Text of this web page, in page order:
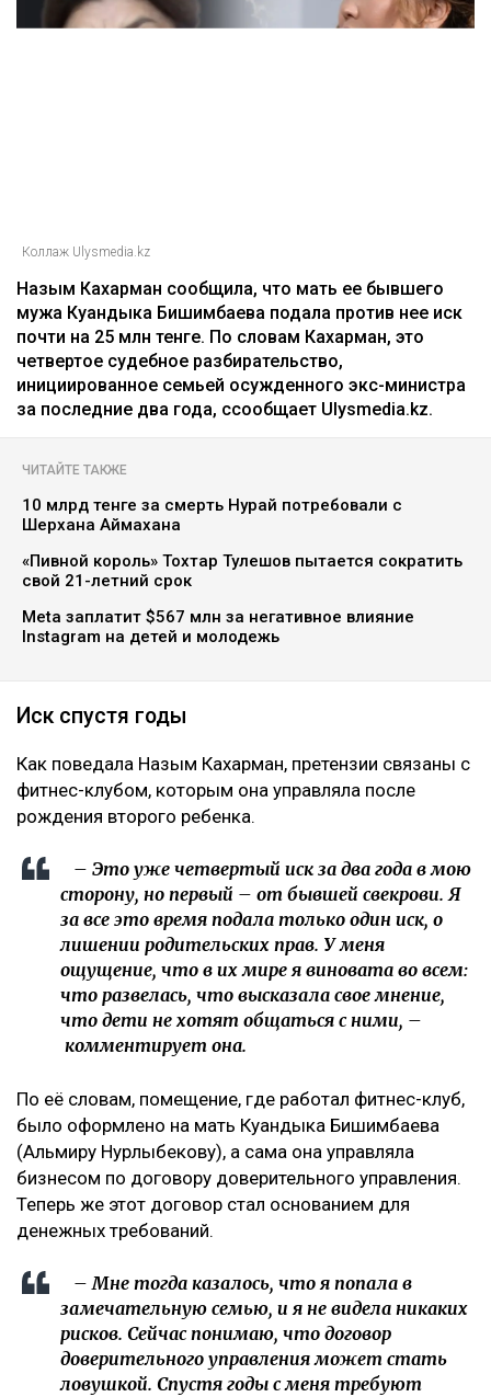
Коллаж Ulysmedia.kz
Назым Кахарман сообщила, что мать ее бывшего
мужа Куандыка Бишимбаева подала против нее иск
почти на 25 млн тенге. По словам Кахарман, это
четвертое судебное разбирательство,
инициированное семьей осужденного экс-министра
за последние два года, ссообщает Ulysmedia.kz.
ЧИТАЙТЕ ТАКЖЕ
10 млрд тенге за смерть Нурай потребовали с
Шерхана Аймахана
«Пивной король» Тохтар Тулешов пытается сократить
свой 21-летний срок
Meta заплатит $567 млн за негативное влияние
Instagram на детей и молодежь
Иск спустя годы
Как поведала Назым Кахарман, претензии связаны с
фитнес-клубом, которым она управляла после
рождения второго ребенка.
– Это уже четвертый иск за два года в мою
сторону, но первый – от бывшей свекрови. Я
за все это время подала только один иск, о
лишении родительских прав. У меня
ощущение, что в их мире я виновата во всем:
что развелась, что высказала свое мнение,
что дети не хотят общаться с ними, –
комментирует она.
По её словам, помещение, где работал фитнес-клуб,
было оформлено на мать Куандыка Бишимбаева
(Альмиру Нурлыбекову), а сама она управляла
бизнесом по договору доверительного управления.
Теперь же этот договор стал основанием для
денежных требований.
– Мне тогда казалось, что я попала в
замечательную семью, и я не видела никаких
рисков. Сейчас понимаю, что договор
доверительного управления может стать
ловушкой. Спустя годы с меня требуют